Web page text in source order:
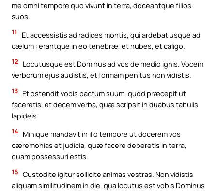
me omni tempore quo vivunt in terra, doceantque filios
suos.
11
Et accessistis ad radices montis, qui ardebat usque ad
cælum : erantque in eo tenebræ, et nubes, et caligo.
12
Locutusque est Dominus ad vos de medio ignis. Vocem
verborum ejus audistis, et formam penitus non vidistis.
13 Et ostendit vobis pactum suum, quod præcepit ut
faceretis, et decem verba, quæ scripsit in duabus tabulis
lapideis.
14 Mihique mandavit in illo tempore ut docerem vos
cæremonias et judicia, quæ facere deberetis in terra,
quam possessuri estis.
15 Custodite igitur sollicite animas vestras. Non vidistis
aliquam similitudinem in die, qua locutus est vobis Dominus